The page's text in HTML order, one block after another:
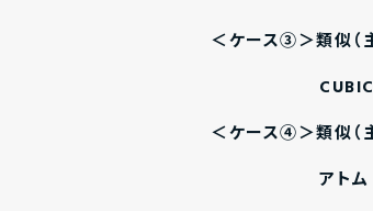
＜ケース③＞類似（
＜ケース④＞類似（